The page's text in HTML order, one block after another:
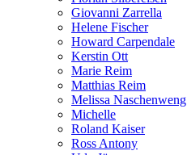
Giovanni Zarrella
Helene Fischer
Howard Carpendale
Kerstin Ott
Marie Reim
Matthias Reim
Melissa Naschenweng
Michelle
Roland Kaiser
Ross Antony